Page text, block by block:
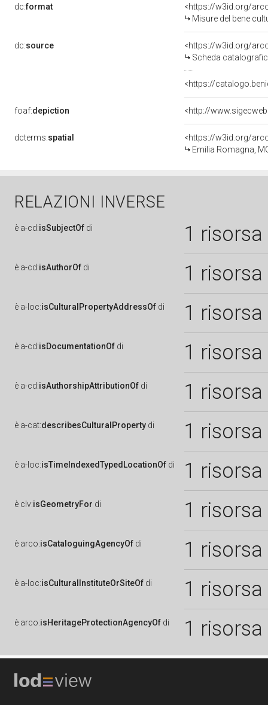
dc:format
<https://w3id.org/
Misure del bene
dc:source
<https://w3id.org/
Scheda
<https://
foaf:depiction <http://
dcterms:spatial
<https://w3id.org/
Emilia Romagna,
RELAZIONI INVERSE
è a-cd:isSubjectOf di 1 risorsa
è a-cd:isAuthorOf di 1 risorsa
è a-loc:isCulturalPropertyAddressOf di 1 risorsa
è a-cd:isDocumentationOf di 1 risorsa
è a-cd:isAuthorshipAttributionOf di 1 risorsa
è a-cat:describesCulturalProperty di 1 risorsa
è a-loc:isTimeIndexedTypedLocationOf di 1 risorsa
è clv:isGeometryFor di 1 risorsa
è arco:isCataloguingAgencyOf di 1 risorsa
è a-loc:isCulturalInstituteOrSiteOf di 1 risorsa
è arco:isHeritageProtectionAgencyOf di 1 risorsa